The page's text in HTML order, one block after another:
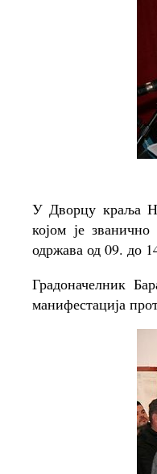
У Дворцу краља
којом је
одржава од 09. до
Градоначелник
манифестација